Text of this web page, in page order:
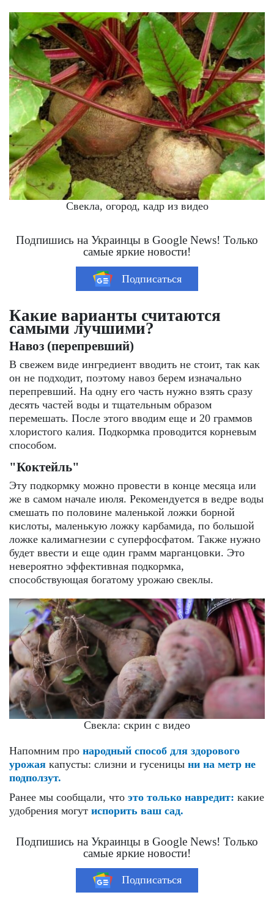
Свекла, огород, кадр из видео
Подпишись на Украинцы в Google News! Только
самые яркие новости!
Подписаться
Какие варианты считаются
самыми лучшими?
Навоз (перепревший)
В свежем виде ингредиент вводить не стоит, так как
он не подходит, поэтому навоз берем изначально
перепревший. На одну его часть нужно взять сразу
десять частей воды и тщательным образом
перемешать. После этого вводим еще и 20 граммов
хлористого калия. Подкормка проводится корневым
способом.
"Коктейль"
Эту подкормку можно провести в конце месяца или
же в самом начале июля. Рекомендуется в ведре воды
смешать по половине маленькой ложки борной
кислоты, маленькую ложку карбамида, по большой
ложке калимагнезии с суперфосфатом. Также нужно
будет ввести и еще один грамм марганцовки. Это
невероятно эффективная подкормка,
способствующая богатому урожаю свеклы.
Свекла: скрин с видео
Напомним про народный способ для здорового
урожая капусты: слизни и гусеницы ни на метр не
подползут.
Ранее мы сообщали, что это только навредит: какие
удобрения могут испорить ваш сад.
Подпишись на Украинцы в Google News! Только
самые яркие новости!
Подписаться